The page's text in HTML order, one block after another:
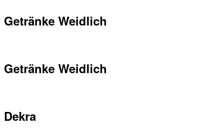
Getränke Weidlich
Getränke Weidlich
Dekra